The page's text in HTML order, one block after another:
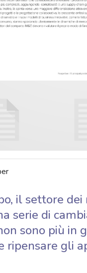
il settore
serie di
sono più in
ripensare gli